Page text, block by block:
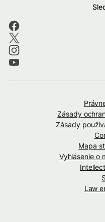
Zásady
Zásady
Mapa
Vyhlásenie o
Law